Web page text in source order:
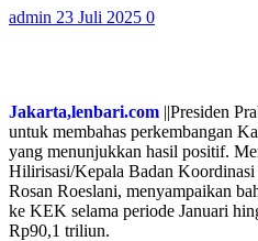
admin 23 Juli 2025 0
Jakarta,lenbari.com ||Presiden
untuk membahas perkembangan
yang menunjukkan hasil positif.
Hilirisasi/Kepala Badan
Rosan Roeslani, menyampaikan
ke KEK selama periode Januari
Rp90,1 triliun.